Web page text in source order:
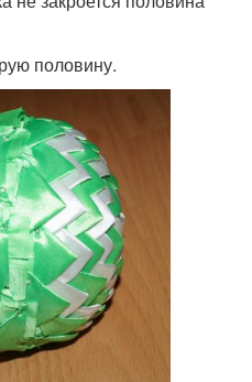
половину.